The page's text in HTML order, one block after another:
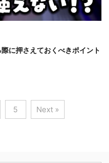
に押さえておくべきポイント
5 Next »